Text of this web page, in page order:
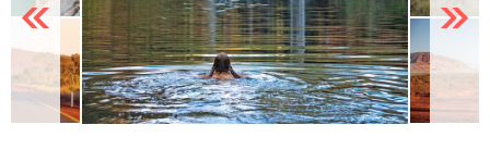
Previous Next